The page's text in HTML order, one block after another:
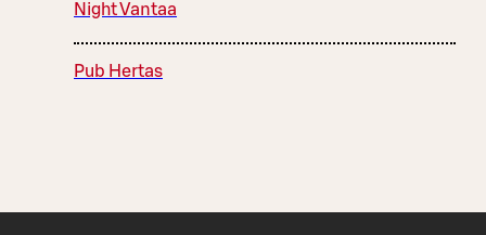
Night Vantaa
Pub Hertas